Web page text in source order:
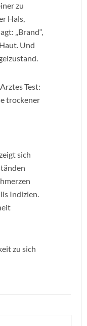
zu
Hals,
„Brand“,
Und
Test:
trockener
sich
Indizien.
zu sich